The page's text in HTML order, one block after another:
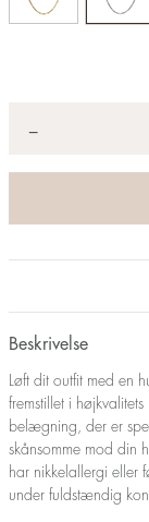
−
Beskrivelse
Løft dit outfit med en
fremstillet i
belægning, der er
skånsomme mod din
har nikkelallergi eller
under fuldstændig